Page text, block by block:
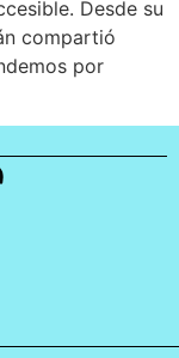
Desde su
compartió
por